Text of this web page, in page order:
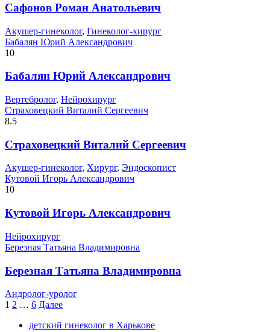
Сафонов Роман Анатольевич
Акушер-гинеколог, Гинеколог-хирург
Бабалян Юрий Александрович
10
Бабалян Юрий Александрович
Вертебролог, Нейрохирург
Страховецкий Виталий Сергеевич
8.5
Страховецкий Виталий Сергеевич
Акушер-гинеколог, Хирург, Эндоскопист
Кутовой Игорь Александрович
10
Кутовой Игорь Александрович
Нейрохирург
Березная Татьяна Владимировна
Березная Татьяна Владимировна
Андролог-уролог
Пагинация
записей
1 2 … 6 Далее
детский гинеколог в Харькове